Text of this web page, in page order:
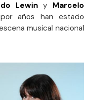
Lewin y Marcelo
años han estado
musical nacional